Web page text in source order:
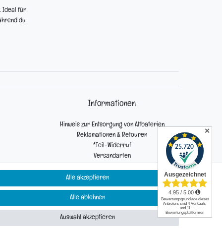
Ideal für
du
Informationen
Hinweis zur Entsorgung von Altbaterien
Reklamationen & Retouren
*Teil-Widerruf
Versandarten
Alle akzeptieren
Alle ablehnen
Auswahl akzeptieren
✕